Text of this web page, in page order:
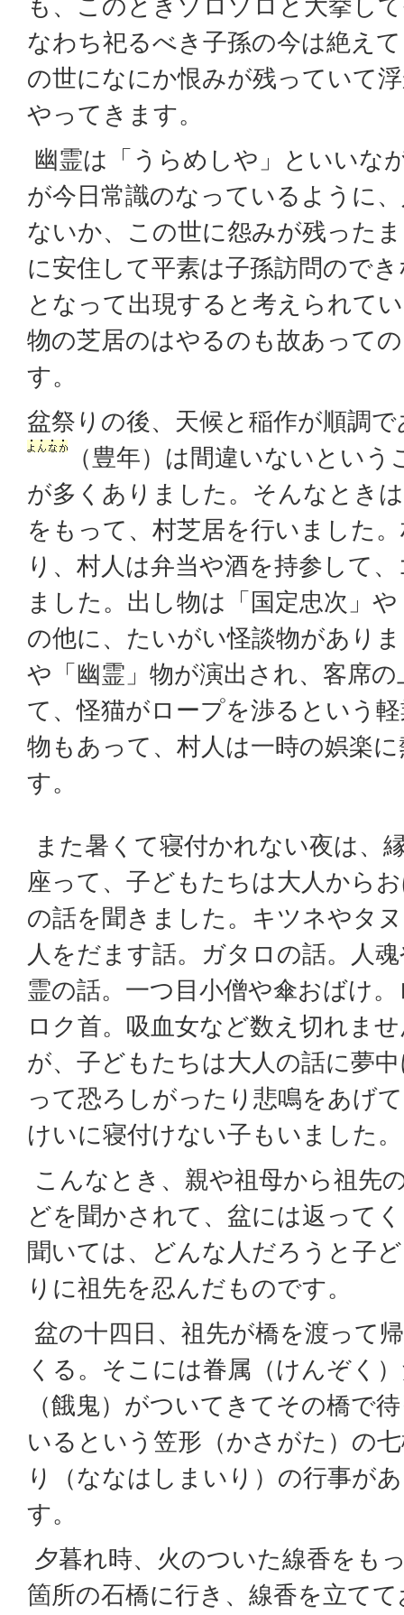
も、このときゾロゾロと大挙し
なわち祀るべき子孫の今は絶え
の世になにか恨みが残っていて
やってきます。
幽霊は「うらめしや」といいな
が今日常識のなっているように
ないか、この世に怨みが残った
に安住して平素は子孫訪問ので
となって出現すると考えられて
物の芝居のはやるのも故あって
す。
盆祭りの後、天候と稲作が順調
（豊年）は間違いないという
が多くありました。そんなとき
をもって、村芝居を行いました
り、村人は弁当や酒を持参して
ました。出し物は「国定忠次」
の他に、たいがい怪談物があり
や「幽霊」物が演出され、客席
て、怪猫がロープを渉るという
物もあって、村人は一時の娯楽
す。
また暑くて寝付かれない夜は、
座って、子どもたちは大人から
の話を聞きました。キツネやタ
人をだます話。ガタロの話。人
霊の話。一つ目小僧や傘おばけ
ロク首。吸血女など数え切れま
が、子どもたちは大人の話に夢
って恐ろしがったり悲鳴をあげ
けいに寝付けない子もいました。
こんなとき、親や祖母から祖先
どを聞かされて、盆には返って
聞いては、どんな人だろうと子
りに祖先を忍んだものです。
盆の十四日、祖先が橋を渡って
くる。そこには眷属（けんぞく
（餓鬼）がついてきてその橋で
いるという笠形（かさがた）の
り（ななはしまいり）の行事が
す。
夕暮れ時、火のついた線香をも
箇所の石橋に行き、線香を立てて